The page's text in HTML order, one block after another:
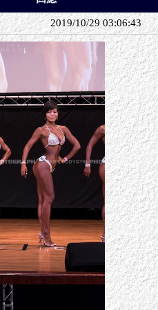
2019/10/29 03:06:43